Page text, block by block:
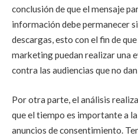
conclusión de que el mensaje
información debe permanecer
descargas, esto con el fin de
marketing puedan realizar una
contra las audiencias que no
Por otra parte, el análisis
que el tiempo es importante a
anuncios de consentimiento.